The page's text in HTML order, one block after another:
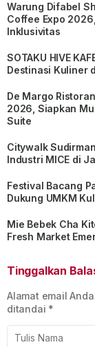
Warung Difabel
Coffee Expo
Inklusivitas
SOTAKU HIVE
Destinasi Kuliner
De Margo
2026, Siapkan
Suite
Citywalk
Industri MICE di
Festival Bacang
Dukung UMKM
Mie Bebek Cha
Fresh Market
Tinggalkan
Alamat email
ditandai *